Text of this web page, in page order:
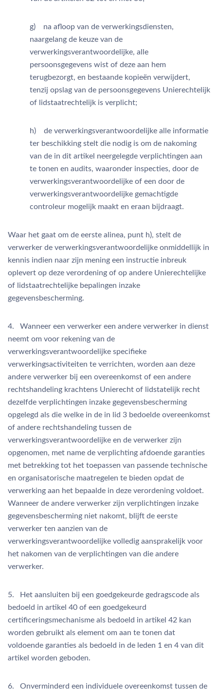
g) na afloop van de verwerkingsdiensten,
naargelang de keuze van de
verwerkingsverantwoordelijke, alle
persoonsgegevens wist of deze aan hem
terugbezorgt, en bestaande kopieën verwijdert,
tenzij opslag van de persoonsgegevens Unierechtelijk
of lidstaatrechtelijk is verplicht;
h) de verwerkingsverantwoordelijke alle informatie
ter beschikking stelt die nodig is om de nakoming
van de in dit artikel neergelegde verplichtingen aan
te tonen en audits, waaronder inspecties, door de
verwerkingsverantwoordelijke of een door de
verwerkingsverantwoordelijke gemachtigde
controleur mogelijk maakt en eraan bijdraagt.
Waar het gaat om de eerste alinea, punt h), stelt de
verwerker de verwerkingsverantwoordelijke onmiddellijk in
kennis indien naar zijn mening een instructie inbreuk
oplevert op deze verordening of op andere Unierechtelijke
of lidstaatrechtelijke bepalingen inzake
gegevensbescherming.
4. Wanneer een verwerker een andere verwerker in dienst
neemt om voor rekening van de
verwerkingsverantwoordelijke specifieke
verwerkingsactiviteiten te verrichten, worden aan deze
andere verwerker bij een overeenkomst of een andere
rechtshandeling krachtens Unierecht of lidstatelijk recht
dezelfde verplichtingen inzake gegevensbescherming
opgelegd als die welke in de in lid 3 bedoelde overeenkomst
of andere rechtshandeling tussen de
verwerkingsverantwoordelijke en de verwerker zijn
opgenomen, met name de verplichting afdoende garanties
met betrekking tot het toepassen van passende technische
en organisatorische maatregelen te bieden opdat de
verwerking aan het bepaalde in deze verordening voldoet.
Wanneer de andere verwerker zijn verplichtingen inzake
gegevensbescherming niet nakomt, blijft de eerste
verwerker ten aanzien van de
verwerkingsverantwoordelijke volledig aansprakelijk voor
het nakomen van de verplichtingen van die andere
verwerker.
5. Het aansluiten bij een goedgekeurde gedragscode als
bedoeld in artikel 40 of een goedgekeurd
certificeringsmechanisme als bedoeld in artikel 42 kan
worden gebruikt als element om aan te tonen dat
voldoende garanties als bedoeld in de leden 1 en 4 van dit
artikel worden geboden.
6. Onverminderd een individuele overeenkomst tussen de